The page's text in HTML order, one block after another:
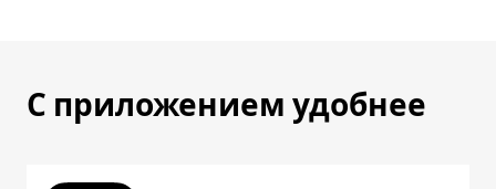
С приложением удобнее